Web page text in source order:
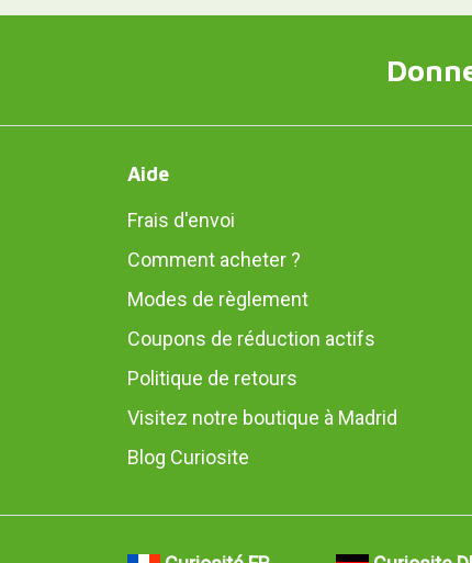
Aide
Frais d'envoi
Comment acheter ?
Modes de règlement
Coupons de réduction actifs
Politique de retours
Visitez notre boutique à Madrid
Blog Curiosite